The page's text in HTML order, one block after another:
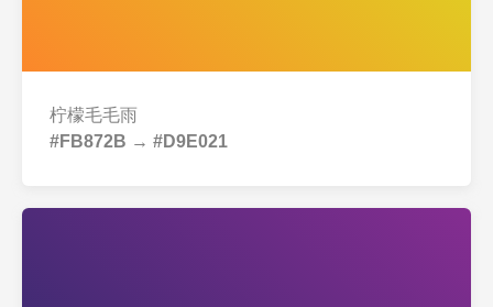
柠檬毛毛雨
#FB872B → #D9E021